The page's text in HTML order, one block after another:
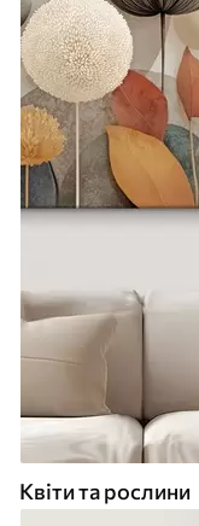
Квіти та рослини